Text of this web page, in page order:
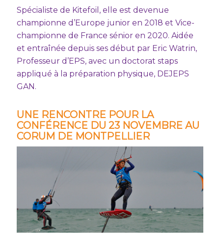
Spécialiste de Kitefoil, elle est devenue
championne d’Europe junior en 2018 et Vice-
championne de France sénior en 2020. Aidée
et entraînée depuis ses début par Eric Watrin,
Professeur d’EPS, avec un doctorat staps
appliqué à la préparation physique, DEJEPS
GAN.
UNE RENCONTRE POUR LA
CONFÉRENCE DU 23 NOVEMBRE AU
CORUM DE MONTPELLIER